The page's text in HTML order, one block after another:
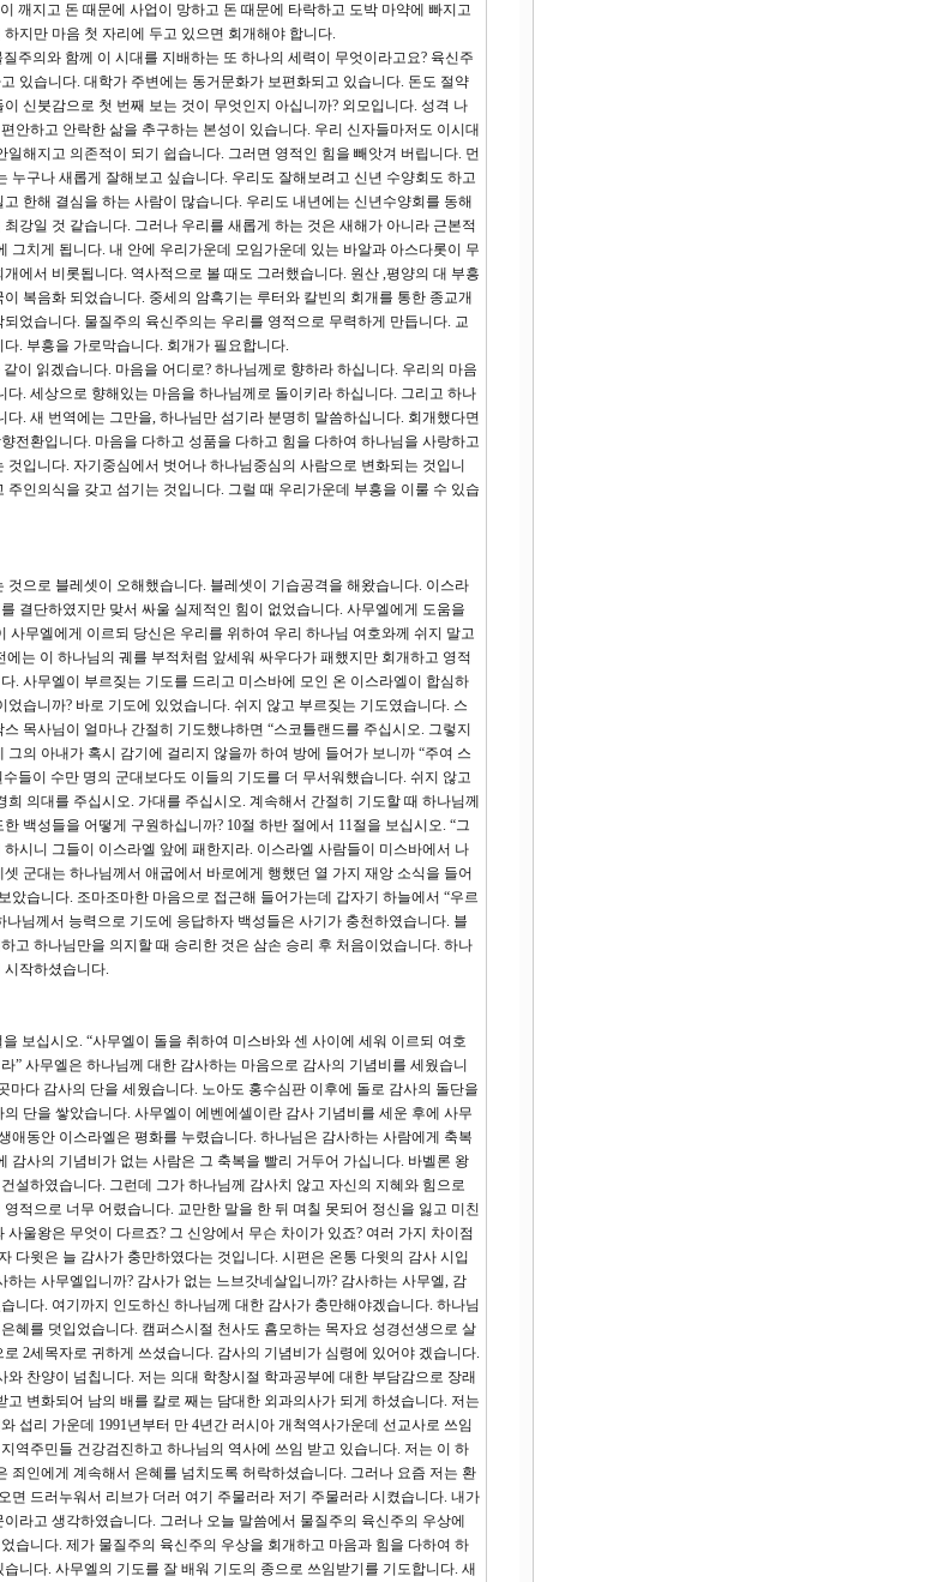
깨지고 돈 때문에 사업이 망하고 돈 때문에 타락하고 도박 마약에 빠지고
지만 마음 첫 자리에 두고 있으면 회개해야 합니다.
주의와 함께 이 시대를 지배하는 또 하나의 세력이 무엇이라고요? 육신주
있습니다. 대학가 주변에는 동거문화가 보편화되고 있습니다. 돈도 절약
신붓감으로 첫 번째 보는 것이 무엇인지 아십니까? 외모입니다. 성격 나
안하고 안락한 삶을 추구하는 본성이 있습니다. 우리 신자들마저도 이시대
해지고 의존적이 되기 쉽습니다. 그러면 영적인 힘을 빼앗겨 버립니다. 먼
구나 새롭게 잘해보고 싶습니다. 우리도 잘해보려고 신년 수양회도 하고
한해 결심을 하는 사람이 많습니다. 우리도 내년에는 신년수양회를 동해
강일 것 같습니다. 그러나 우리를 새롭게 하는 것은 새해가 아니라 근본적
치게 됩니다. 내 안에 우리가운데 모임가운데 있는 바알과 아스다롯이 무
에서 비롯됩니다. 역사적으로 볼 때도 그러했습니다. 원산 ,평양의 대 부흥
복음화 되었습니다. 중세의 암흑기는 루터와 칼빈의 회개를 통한 종교개
었습니다. 물질주의 육신주의는 우리를 영적으로 무력하게 만듭니다. 교
. 부흥을 가로막습니다. 회개가 필요합니다.
이 읽겠습니다. 마음을 어디로? 하나님께로 향하라 하십니다. 우리의 마음
. 세상으로 향해있는 마음을 하나님께로 돌이키라 하십니다. 그리고 하나
. 새 번역에는 그만을, 하나님만 섬기라 분명히 말씀하십니다. 회개했다면
전환입니다. 마음을 다하고 성품을 다하고 힘을 다하여 하나님을 사랑하고
입니다. 자기중심에서 벗어나 하나님중심의 사람으로 변화되는 것입니
인의식을 갖고 섬기는 것입니다. 그럴 때 우리가운데 부흥을 이룰 수 있습
으로 블레셋이 오해했습니다. 블레셋이 기습공격을 해왔습니다. 이스라
결단하였지만 맞서 싸울 실제적인 힘이 없었습니다. 사무엘에게 도움을
무엘에게 이르되 당신은 우리를 위하여 우리 하나님 여호와께 쉬지 말고
는 이 하나님의 궤를 부적처럼 앞세워 싸우다가 패했지만 회개하고 영적
. 사무엘이 부르짖는 기도를 드리고 미스바에 모인 온 이스라엘이 합심하
습니까? 바로 기도에 있었습니다. 쉬지 않고 부르짖는 기도였습니다. 스
목사님이 얼마나 간절히 기도했냐하면 “스코틀랜드를 주십시오. 그렇지
의 아내가 혹시 감기에 걸리지 않을까 하여 방에 들어가 보니까 “주여 스
들이 수만 명의 군대보다도 이들의 기도를 더 무서워했습니다. 쉬지 않고
의대를 주십시오. 가대를 주십시오. 계속해서 간절히 기도할 때 하나님께
백성들을 어떻게 구원하십니까? 10절 하반 절에서 11절을 보십시오. “그
시니 그들이 이스라엘 앞에 패한지라. 이스라엘 사람들이 미스바에서 나
군대는 하나님께서 애굽에서 바로에게 행했던 열 가지 재앙 소식을 들어
습니다. 조마조마한 마음으로 접근해 들어가는데 갑자기 하늘에서 “우르
님께서 능력으로 기도에 응답하자 백성들은 사기가 충천하였습니다. 블
고 하나님만을 의지할 때 승리한 것은 삼손 승리 후 처음이었습니다. 하나
작하셨습니다.
보십시오. “사무엘이 돌을 취하여 미스바와 센 사이에 세워 이르되 여호
사무엘은 하나님께 대한 감사하는 마음으로 감사의 기념비를 세웠습니
다 감사의 단을 세웠습니다. 노아도 홍수심판 이후에 돌로 감사의 돌단을
단을 쌓았습니다. 사무엘이 에벤에셀이란 감사 기념비를 세운 후에 사무
동안 이스라엘은 평화를 누렸습니다. 하나님은 감사하는 사람에게 축복
사의 기념비가 없는 사람은 그 축복을 빨리 거두어 가십니다. 바벨론 왕
설하였습니다. 그런데 그가 하나님께 감사치 않고 자신의 지혜와 힘으로
적으로 너무 어렸습니다. 교만한 말을 한 뒤 며칠 못되어 정신을 잃고 미친
울왕은 무엇이 다르죠? 그 신앙에서 무슨 차이가 있죠? 여러 가지 차이점
다윗은 늘 감사가 충만하였다는 것입니다. 시편은 온통 다윗의 감사 시입
는 사무엘입니까? 감사가 없는 느브갓네살입니까? 감사하는 사무엘, 감
니다. 여기까지 인도하신 하나님께 대한 감사가 충만해야겠습니다. 하나님
혜를 덧입었습니다. 캠퍼스시절 천사도 흠모하는 목자요 성경선생으로 살
2세목자로 귀하게 쓰셨습니다. 감사의 기념비가 심령에 있어야 겠습니다.
찬양이 넘칩니다. 저는 의대 학창시절 학과공부에 대한 부담감으로 장래
변화되어 남의 배를 칼로 째는 담대한 외과의사가 되게 하셨습니다. 저는
섭리 가운데 1991년부터 만 4년간 러시아 개척역사가운데 선교사로 쓰임
역주민들 건강검진하고 하나님의 역사에 쓰임 받고 있습니다. 저는 이 하
인에게 계속해서 은혜를 넘치도록 허락하셨습니다. 그러나 요즘 저는 환
드러누워서 리브가 더러 여기 주물러라 저기 주물러라 시켰습니다. 내가
라고 생각하였습니다. 그러나 오늘 말씀에서 물질주의 육신주의 우상에
습니다. 제가 물질주의 육신주의 우상을 회개하고 마음과 힘을 다하여 하
니다. 사무엘의 기도를 잘 배워 기도의 종으로 쓰임받기를 기도합니다. 새